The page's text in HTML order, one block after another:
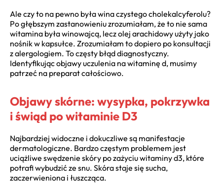
Ale czy to na pewno była wina czystego cholekalcyferolu?
Po głębszym zastanowieniu zrozumiałam, że to nie sama
witamina była winowajcą, lecz olej arachidowy użyty jako
nośnik w kapsułce. Zrozumiałam to dopiero po konsultacji
z alergologiem. To częsty błąd diagnostyczny.
Identyfikując objawy uczulenia na witaminę d, musimy
patrzeć na preparat całościowo.
Objawy skórne: wysypka, pokrzywka
i świąd po witaminie D3
Najbardziej widoczne i dokuczliwe są manifestacje
dermatologiczne. Bardzo częstym problemem jest
uciążliwe swędzenie skóry po zażyciu witaminy d3, które
potrafi wybudzić ze snu. Skóra staje się sucha,
zaczerwieniona i łuszcząca.